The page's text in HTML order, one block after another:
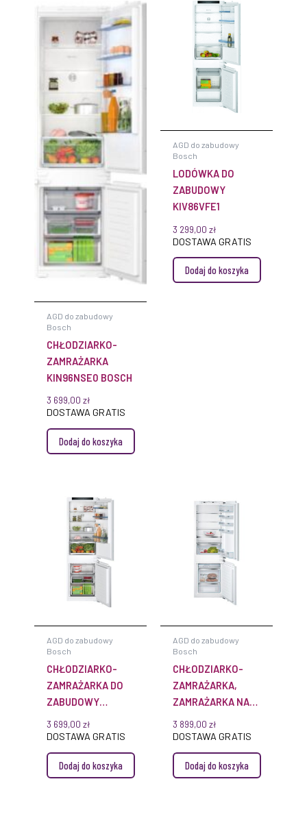
AGD do zabudowy
Bosch
CHŁODZIARKO-
ZAMRAŻARKA
KIN96NSE0 BOSCH
3 699,00 zł
DOSTAWA GRATIS
Dodaj do koszyka
AGD do zabudowy
Bosch
LODÓWKA DO
ZABUDOWY
KIV86VFE1
3 299,00 zł
DOSTAWA GRATIS
Dodaj do koszyka
AGD do zabudowy
Bosch
CHŁODZIARKO-
ZAMRAŻARKA DO
ZABUDOWY
KIN86VFE0 Z DONĄ
ZAMRAŻARKĄ
3 699,00 zł
DOSTAWA GRATIS
Dodaj do koszyka
AGD do zabudowy
Bosch
CHŁODZIARKO-
ZAMRAŻARKA,
ZAMRAŻARKA NA
DOLE SERIE 6 177
CM KIS86AFE0
3 899,00 zł
DOSTAWA GRATIS
Dodaj do koszyka